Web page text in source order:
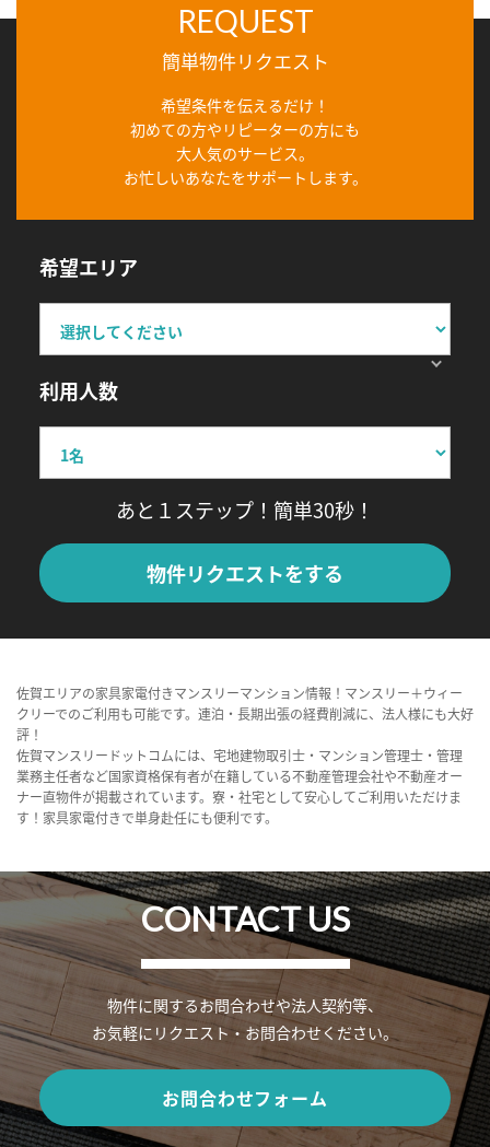
REQUEST
簡単物件リクエスト
希望条件を伝えるだけ！
初めての方やリピーターの方にも
大人気のサービス。
お忙しいあなたをサポートします。
希望エリア
利用人数
あと１ステップ！簡単30秒！
物件リクエストをする
佐賀エリアの家具家電付きマンスリーマンション情報！マンスリー＋ウィー
クリーでのご利用も可能です。連泊・長期出張の経費削減に、法人様にも大好
評！
佐賀マンスリードットコムには、宅地建物取引士・マンション管理士・管理
業務主任者など国家資格保有者が在籍している不動産管理会社や不動産オー
ナー直物件が掲載されています。寮・社宅として安心してご利用いただけま
す！家具家電付きで単身赴任にも便利です。
CONTACT US
物件に関するお問合わせや法人契約等、
お気軽にリクエスト・お問合わせください。
お問合わせフォーム